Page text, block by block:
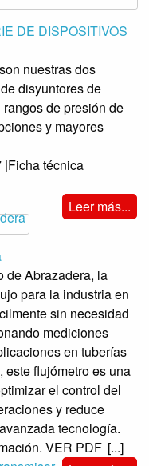
DE DISPOSITIVOS
nuestras dos
disyuntores de
de presión de
y mayores
de flujo
técnica
Leer más...
de Abrazadera, la
para la industria en
sin necesidad
mediciones
en tuberías
este flujómetro es una
el control del
y reduce
tecnología.
VER PDF [...]